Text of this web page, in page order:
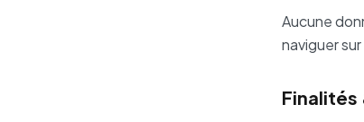
Aucune
naviguer
Finalités